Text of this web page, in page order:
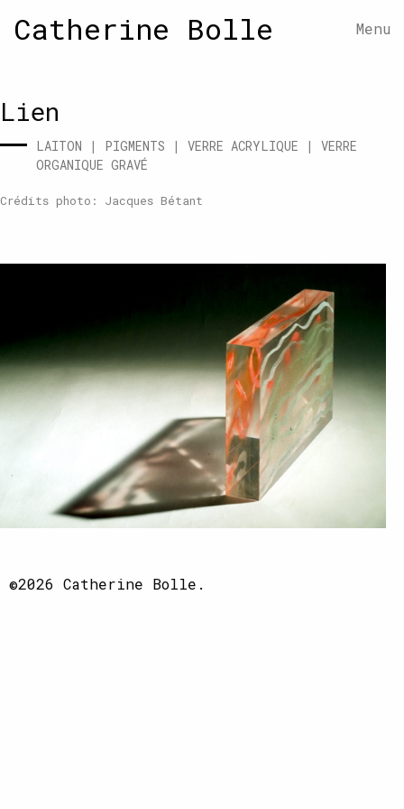
Catherine Bolle Menu
Lien
LAITON | PIGMENTS | VERRE ACRYLIQUE | VERRE
ORGANIQUE GRAVÉ
Crédits photo: Jacques Bétant
©2026 Catherine Bolle.